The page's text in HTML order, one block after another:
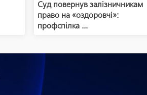
Суд повернув залізничникам
право на «оздоровчі»:
профспілка ...